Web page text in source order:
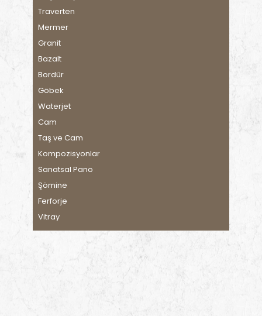
Traverten
Mermer
Granit
Bazalt
Bordür
Göbek
Waterjet
Cam
Taş ve Cam
Kompozisyonlar
Sanatsal Pano
Şömine
Ferforje
Vitray